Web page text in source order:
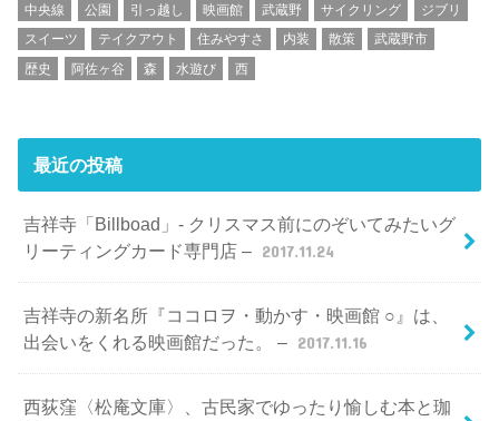
中央線
公園 引っ越し 映画館 武蔵野 サイクリング
ジブリ
スイーツ
テイクアウト 住みやすさ 内装 散策
武蔵野市
歴史
阿佐ヶ谷 森 水遊び 西
最近の投稿
吉祥寺「Billboad」- クリスマス前にのぞいてみたいグ
リーティングカード専門店 – 2017.11.24
吉祥寺の新名所『ココロヲ・動かす・映画館 ○』は、
出会いをくれる映画館だった。 – 2017.11.16
西荻窪〈松庵文庫〉、古民家でゆったり愉しむ本と珈